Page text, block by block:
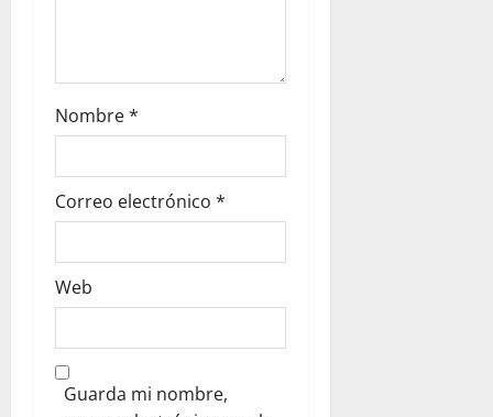
Nombre*
Correo electrónico *
Web
Guarda mi nombre,